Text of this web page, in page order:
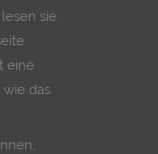
sie
eine
das